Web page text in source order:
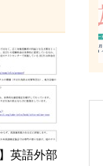
英語外部